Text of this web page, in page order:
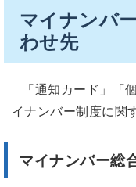
マイナンバ
わせ先
「通知カード」「
イナンバー制度に関
マイナンバー総